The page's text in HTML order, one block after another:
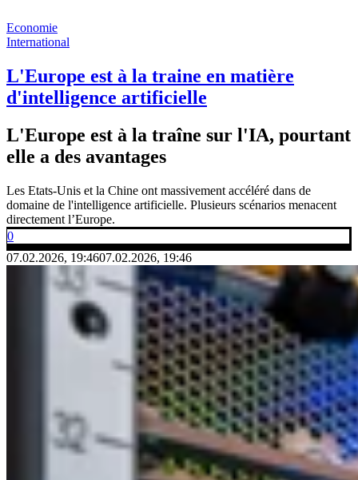
Economie
International
L'Europe est à la traine en matière
d'intelligence artificielle
L'Europe est à la traîne sur l'IA, pourtant
elle a des avantages
Les Etats-Unis et la Chine ont massivement accéléré dans de
domaine de l'intelligence artificielle. Plusieurs scénarios menacent
directement l’Europe.
0
07.02.2026, 19:4607.02.2026, 19:46